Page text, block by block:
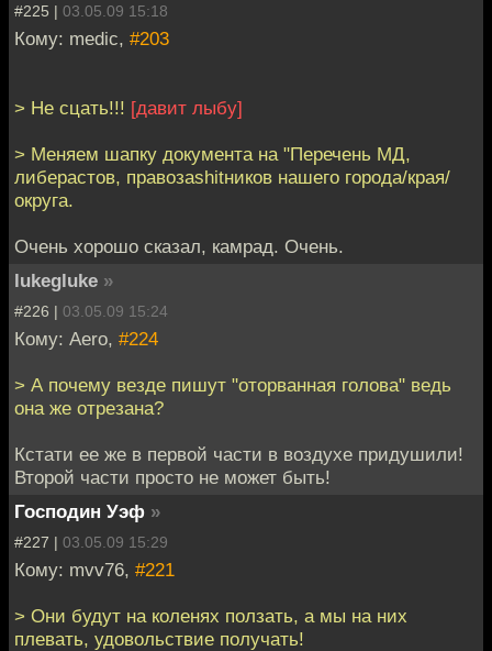
#225 | 03.05.09 15:18
Кому: medic, #203
> Не сцать!!! [давит лыбу]
> Меняем шапку документа на "Перечень МД,
либерастов, правозаshitников нашего города/края/
округа.
Очень хорошо сказал, камрад. Очень.
lukegluke »
#226 | 03.05.09 15:24
Кому: Aero, #224
> А почему везде пишут "оторванная голова" ведь
она же отрезана?
Кстати ее же в первой части в воздухе придушили!
Второй части просто не может быть!
Господин Уэф »
#227 | 03.05.09 15:29
Кому: mvv76, #221
> Они будут на коленях ползать, а мы на них
плевать, удовольствие получать!